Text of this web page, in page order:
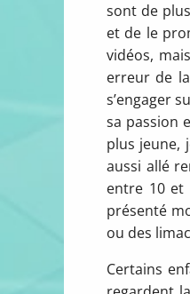
sont de
et de le
vidéos,
erreur de
s’engager
sa passion
plus jeune,
aussi allé
entre 10 et
présenté
ou des
Certains